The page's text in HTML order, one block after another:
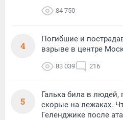
84 750
4
Погибшие и
взрыве в центре
83 039 216
5
Галька била в людей,
скорые на лежаках.
Геленджике после